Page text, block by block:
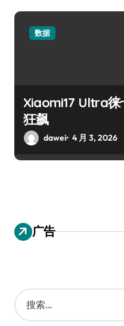
数据
Xiaomi17 Ultra
狂飙
dawei 4 月 3, 2026
广告
搜
索
：